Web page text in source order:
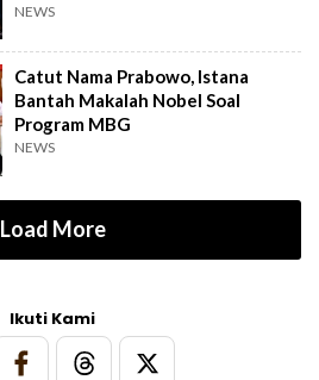
NEWS
Catut Nama Prabowo, Istana
Bantah Makalah Nobel Soal
Program MBG
NEWS
Load More
Ikuti Kami